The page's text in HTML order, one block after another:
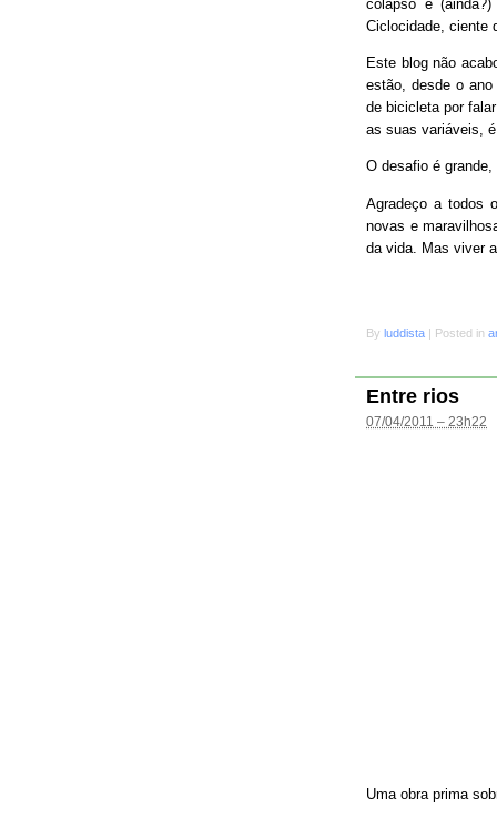
colapso e
Ciclocidade, ciente
Este blog não
estão, desde o ano
de bicicleta por
as suas variáveis,
O desafio é
Agradeço a todos
novas e
da vida. Mas viver
By luddista | Posted in
Entre rios
07/04/2011 – 23h22
Uma obra prima